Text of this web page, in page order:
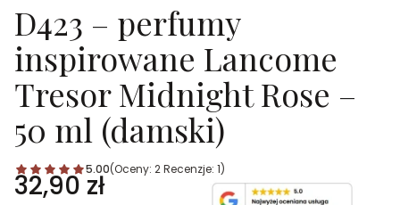
D423 – perfumy
inspirowane Lancome
Tresor Midnight Rose –
50 ml (damski)
5.00(Oceny: 2 Recenzje: 1)
Cena
32,90 zł